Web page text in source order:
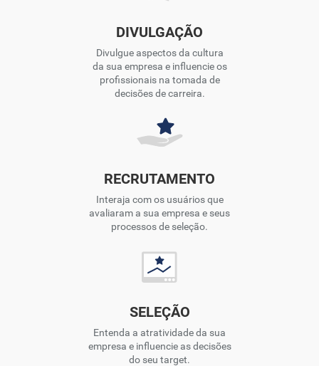
DIVULGAÇÃO
Divulgue aspectos da cultura
da sua empresa e influencie os
profissionais na tomada de
decisões de carreira.
RECRUTAMENTO
Interaja com os usuários que
avaliaram a sua empresa e seus
processos de seleção.
SELEÇÃO
Entenda a atratividade da sua
empresa e influencie as decisões
do seu target.